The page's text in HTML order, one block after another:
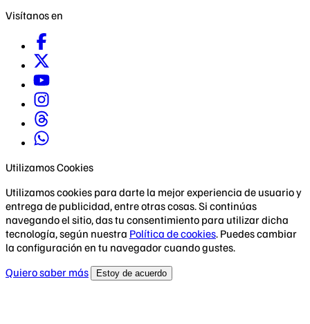
Visítanos en
Utilizamos Cookies
Utilizamos cookies para darte la mejor experiencia de usuario y
entrega de publicidad, entre otras cosas. Si continúas
navegando el sitio, das tu consentimiento para utilizar dicha
tecnología, según nuestra Política de cookies. Puedes cambiar
la configuración en tu navegador cuando gustes.
Quiero saber más
Estoy de acuerdo